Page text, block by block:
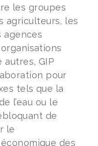
les groupes
agriculteurs, les
agences
GIP
pour
tels que la
l’eau ou le
de
le
des